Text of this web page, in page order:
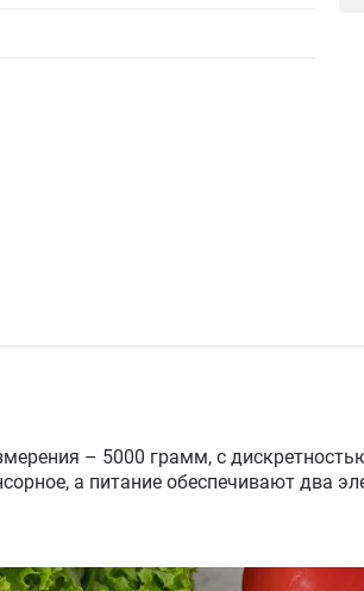
– 5000 грамм, с
а питание обеспечивают два